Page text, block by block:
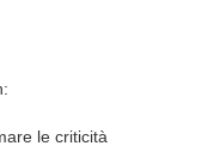
le criticità